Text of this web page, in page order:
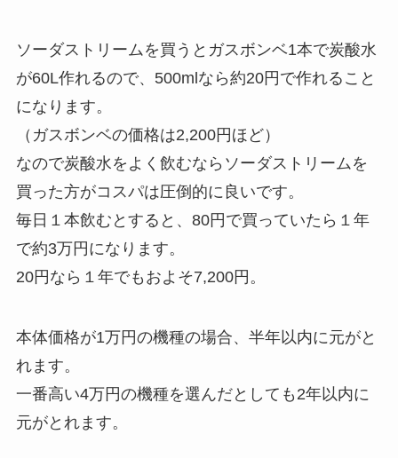
ソーダストリームを買うとガスボンベ1本で炭酸水
が60L作れるので、500mlなら約20円で作れること
になります。
（ガスボンベの価格は2,200円ほど）
なので炭酸水をよく飲むならソーダストリームを
買った方がコスパは圧倒的に良いです。
毎日１本飲むとすると、80円で買っていたら１年
で約3万円になります。
20円なら１年でもおよそ7,200円。
本体価格が1万円の機種の場合、半年以内に元がと
れます。
一番高い4万円の機種を選んだとしても2年以内に
元がとれます。